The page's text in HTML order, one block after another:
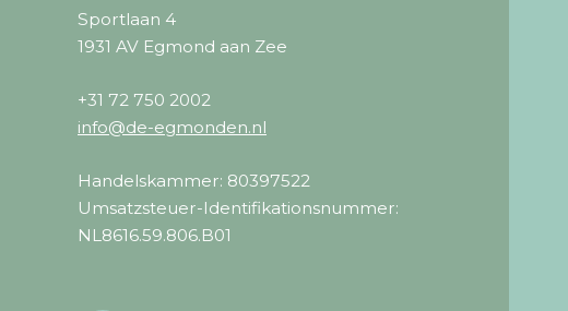
Sportlaan 4
1931 AV Egmond aan Zee
+31 72 750 2002
info@de-egmonden.nl
Handelskammer: 80397522
Umsatzsteuer-Identifikationsnummer:
NL8616.59.806.B01